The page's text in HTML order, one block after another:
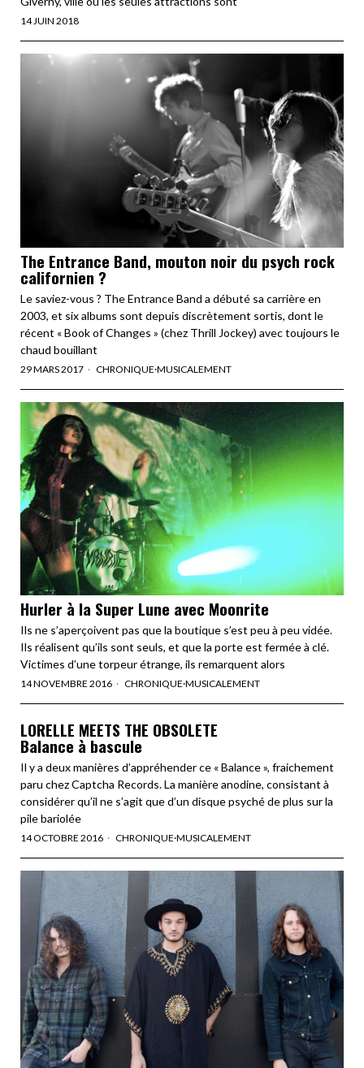
14 JUIN 2018
The Entrance Band, mouton noir du psych rock
californien ?
Le saviez-vous ? The Entrance Band a débuté sa carrière en
2003, et six albums sont depuis discrètement sortis, dont le
récent « Book of Changes » (chez Thrill Jockey) avec toujours le
chaud bouillant
29 MARS 2017 CHRONIQUE·MUSICALEMENT
Hurler à la Super Lune avec Moonrite
Ils ne s’aperçoivent pas que la boutique s’est peu à peu vidée.
Ils réalisent qu’ils sont seuls, et que la porte est fermée à clé.
Victimes d’une torpeur étrange, ils remarquent alors
14 NOVEMBRE 2016 CHRONIQUE·MUSICALEMENT
LORELLE MEETS THE OBSOLETE
Balance à bascule
Il y a deux manières d’appréhender ce « Balance », fraichement
paru chez Captcha Records. La manière anodine, consistant à
considérer qu’il ne s’agit que d’un disque psyché de plus sur la
pile bariolée
14 OCTOBRE 2016 CHRONIQUE·MUSICALEMENT